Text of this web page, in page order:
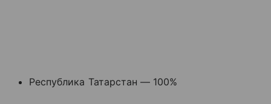
Республика Татарстан — 100%